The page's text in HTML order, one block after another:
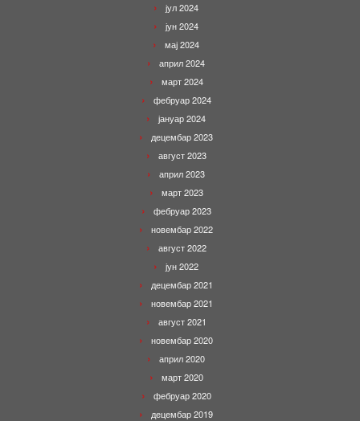
јул 2024
јун 2024
мај 2024
април 2024
март 2024
фебруар 2024
јануар 2024
децембар 2023
август 2023
април 2023
март 2023
фебруар 2023
новембар 2022
август 2022
јун 2022
децембар 2021
новембар 2021
август 2021
новембар 2020
април 2020
март 2020
фебруар 2020
децембар 2019